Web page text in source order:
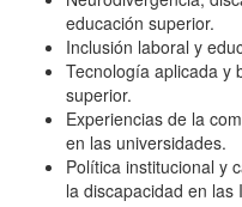
educación superior.
Inclusión laboral y
Tecnología aplicada y
superior.
Experiencias de la
en las universidades.
Política institucional y
la discapacidad en las